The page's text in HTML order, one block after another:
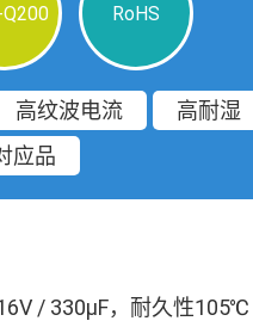
Q200 RoHS
高纹波电流
高耐湿
应品
/ 330µF，耐久性105℃